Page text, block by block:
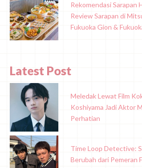
Rekomendasi Sarapan
Review Sarapan di
Fukuoka Gion &
Latest Post
Meledak Lewat Film
Koshiyama Jadi Aktor
Perhatian
Time Loop Detective:
Berubah dari Pemeran